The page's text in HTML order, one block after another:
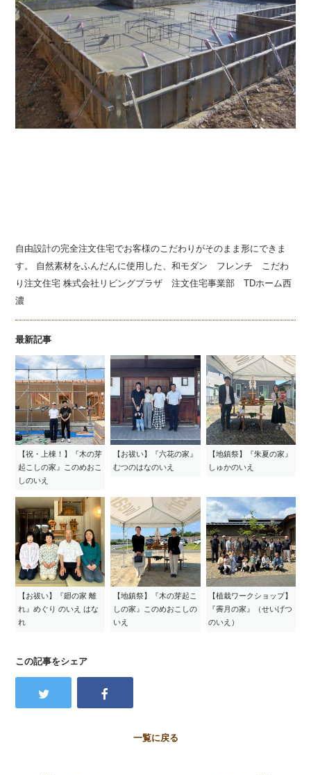
自由設計の完全注文住宅でお客様のこだわりがそのまま形にできま
す。 自然素材をふんだんに使用した、和モダン フレンチ こだわ
り注文住宅 株式会社リビングプラザ 注文住宅事業部 TDホーム西
濃
最新記事
【祝・上棟！】『木の芽
起こしの家』このめおこ
しのいえ
【お祓い】『六花の家』
むつのはなのいえ
【地鎮祭】『朱夏の家』
しゅかのいえ
【お祓い】『廻の家 離
れ』めぐり のいえ はな
れ
【地鎮祭】『木の芽起こ
しの家』このめおこしの
いえ
【植栽ワークショップ】
『霽月の家』（せいげつ
のいえ）
この記事をシェア
一覧に戻る